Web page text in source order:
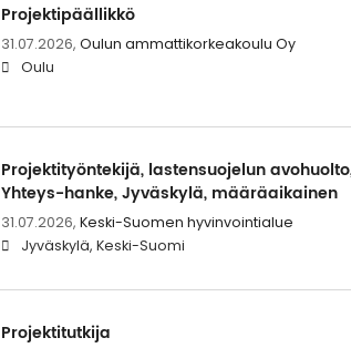
Projektipäällikkö
31.07.2026, Oulun ammattikorkeakoulu Oy
Oulu
Projektityöntekijä, lastensuojelun
Yhteys-hanke, Jyväskylä, määräaikainen
31.07.2026, Keski-Suomen hyvinvointialue
Jyväskylä, Keski-Suomi
Projektitutkija